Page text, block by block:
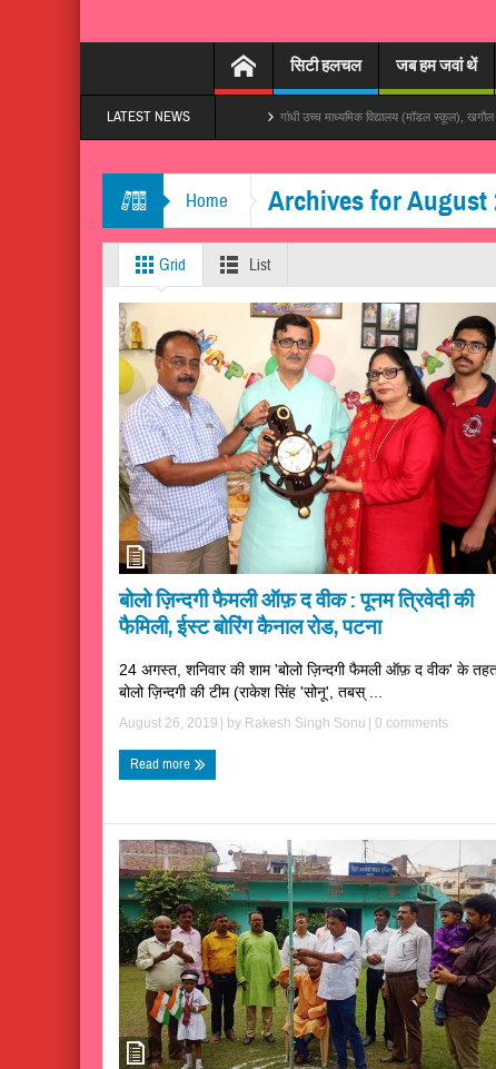
सिटी हलचल जब हम जवां थें
LATEST NEWS
बना दs’, तेजी से हो रहा वायरल गांधी उच्च माध्यमिक विद्यालय (मॉडल स्कूल), खगौल में विद्यालय
Home Archives for August
Grid List
बोलो ज़िन्दगी फैमली ऑफ़ द वीक : पूनम त्रिवेदी की
फैमिली, ईस्ट बोरिंग कैनाल रोड, पटना
24 अगस्त, शनिवार की शाम 'बोलो ज़िन्दगी फैमली ऑफ़ द वीक' के
बोलो ज़िन्दगी की टीम (राकेश सिंह 'सोनू', तबस् ...
August 26, 2019 | by Rakesh Singh Sonu | 0 comments
Read more